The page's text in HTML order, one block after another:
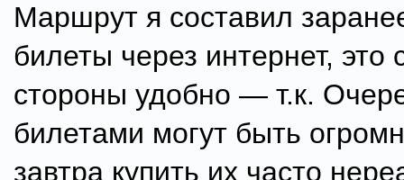
Маршрут я составил
билеты через интернет, это
стороны удобно — т.к.
билетами могут быть
завтра купить их часто